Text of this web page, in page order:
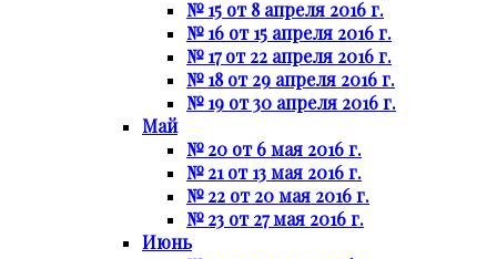
№ 15 от 8 апреля 2016 г.
№ 16 от 15 апреля 2016 г.
№ 17 от 22 апреля 2016 г.
№ 18 от 29 апреля 2016 г.
№ 19 от 30 апреля 2016 г.
Май
№ 20 от 6 мая 2016 г.
№ 21 от 13 мая 2016 г.
№ 22 от 20 мая 2016 г.
№ 23 от 27 мая 2016 г.
Июнь